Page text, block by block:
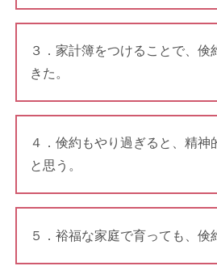
３．家計簿をつけることで、倹
きた。
４．倹約もやり過ぎると、精神
と思う。
５．裕福な家庭で育っても、倹